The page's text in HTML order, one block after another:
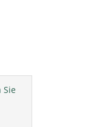
Sie